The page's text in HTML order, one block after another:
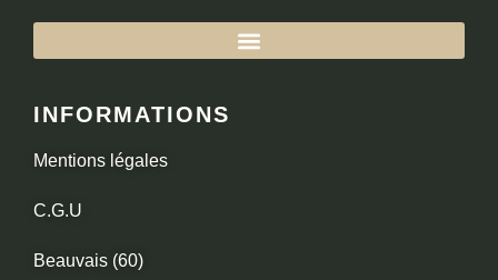
INFORMATIONS
Mentions légales
C.G.U
Beauvais (60)